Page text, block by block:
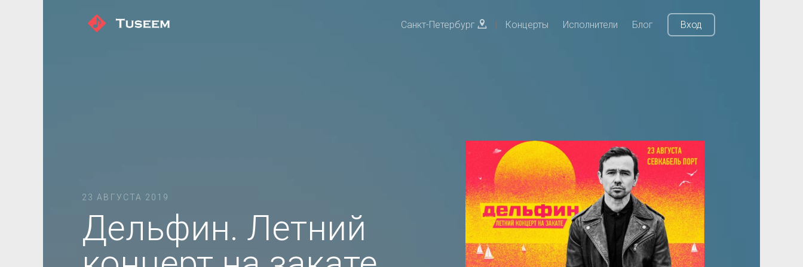
Санкт-Петербург | Концерты Исполнители Блог Вход
23 АВГУСТА 2019
Дельфин. Летний